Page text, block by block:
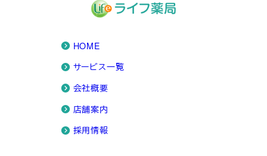
HOME
サービス一覧
会社概要
店舗案内
採用情報